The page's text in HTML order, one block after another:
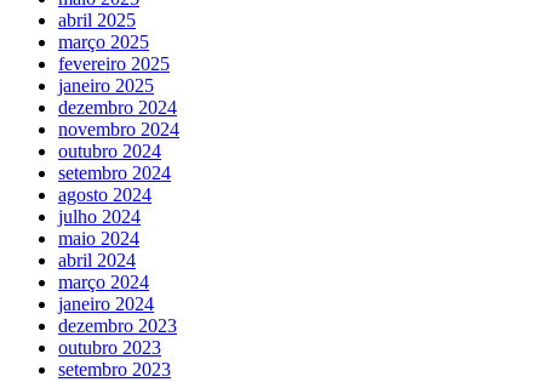
abril 2025
março 2025
fevereiro 2025
janeiro 2025
dezembro 2024
novembro 2024
outubro 2024
setembro 2024
agosto 2024
julho 2024
maio 2024
abril 2024
março 2024
janeiro 2024
dezembro 2023
outubro 2023
setembro 2023